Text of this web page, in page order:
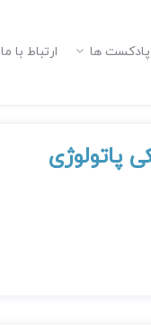
پادکست ها ارتباط با ما
پاتولوژی